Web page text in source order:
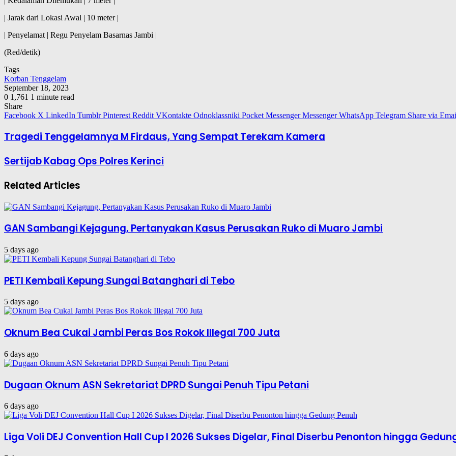
| Jarak dari Lokasi Awal | 10 meter |
| Penyelamat | Regu Penyelam Basarnas Jambi |
(Red/detik)
Tags
Korban Tenggelam
September 18, 2023
0 1,761 1 minute read
Share
Facebook X LinkedIn Tumblr Pinterest Reddit VKontakte Odnoklassniki Pocket Messenger Messenger WhatsApp Telegram Share via
Tragedi Tenggelamnya M Firdaus, Yang Sempat Terekam Kamera
Sertijab Kabag Ops Polres Kerinci
Related Articles
GAN Sambangi Kejagung, Pertanyakan Kasus Perusakan Ruko di Muaro Jambi
5 days ago
PETI Kembali Kepung Sungai Batanghari di Tebo
5 days ago
Oknum Bea Cukai Jambi Peras Bos Rokok Illegal 700 Juta
6 days ago
Dugaan Oknum ASN Sekretariat DPRD Sungai Penuh Tipu Petani
6 days ago
Liga Voli DEJ Convention Hall Cup I 2026 Sukses Digelar, Final Diserbu Penonton hingga